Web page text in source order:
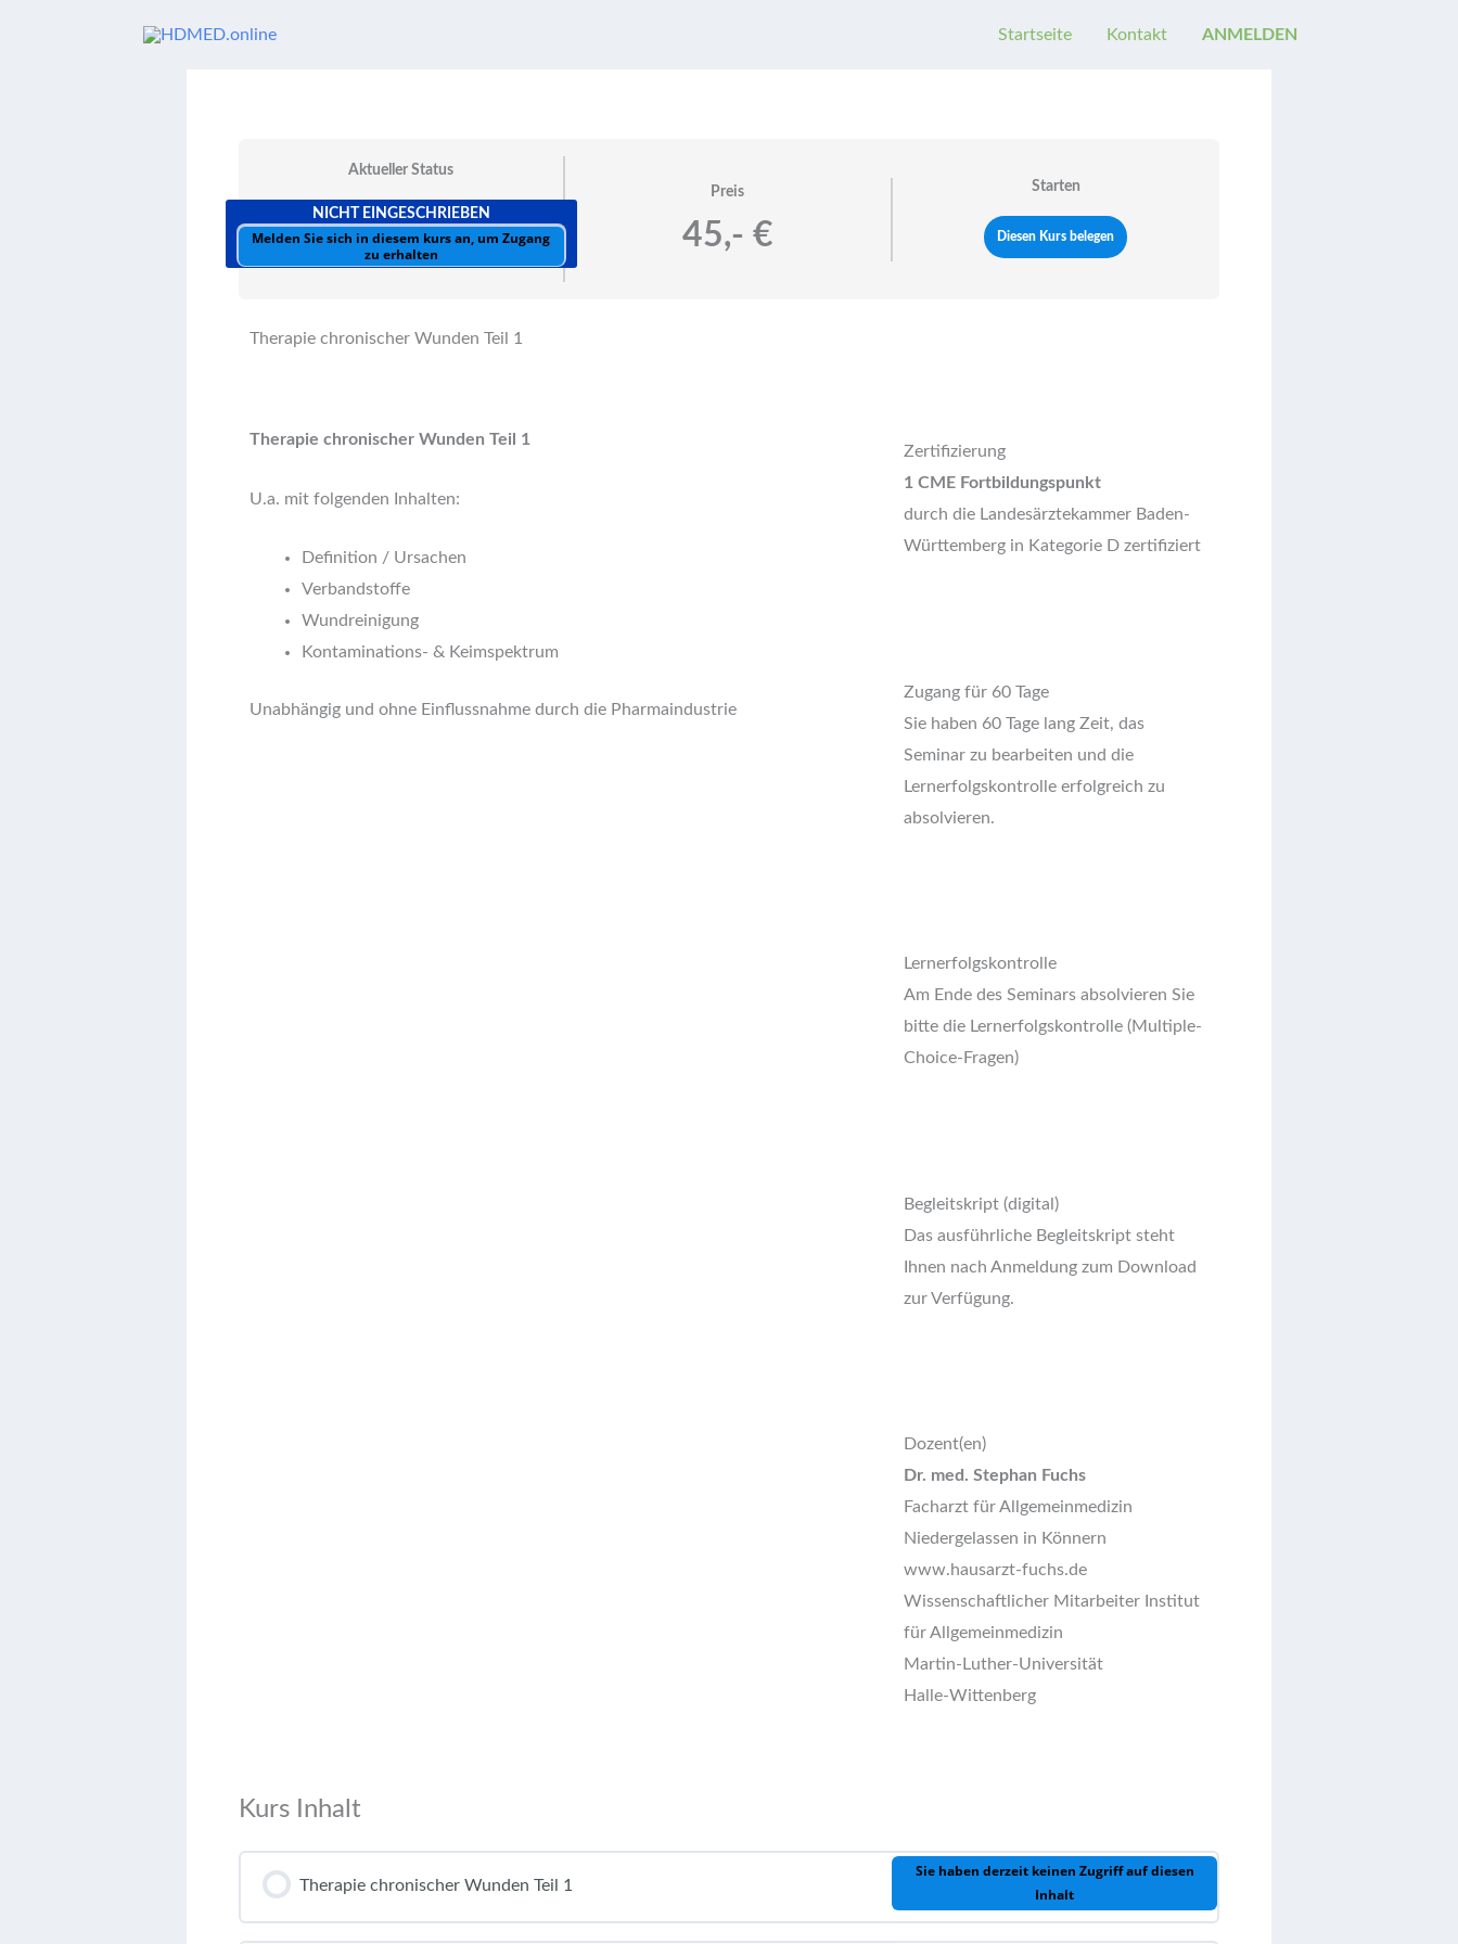
Startseite Kontakt ANMELDEN
Aktueller Status
NICHT EINGESCHRIEBEN
Melden Sie sich in diesem kurs an, um Zugang
zu erhalten
Preis
45,- €
Starten
Diesen Kurs belegen
Therapie chronischer Wunden Teil 1
Therapie chronischer Wunden Teil 1
U.a. mit folgenden Inhalten:
Definition / Ursachen
Verbandstoffe
Wundreinigung
Kontaminations- & Keimspektrum
Unabhängig und ohne Einflussnahme durch die Pharmaindustrie
Zertifizierung
1 CME Fortbildungspunkt
durch die Landesärztekammer Baden-
Württemberg in Kategorie D zertifiziert
Zugang für 60 Tage
Sie haben 60 Tage lang Zeit, das
Seminar zu bearbeiten und die
Lernerfolgskontrolle erfolgreich zu
absolvieren.
Lernerfolgskontrolle
Am Ende des Seminars absolvieren Sie
bitte die Lernerfolgskontrolle (Multiple-
Choice-Fragen)
Begleitskript (digital)
Das ausführliche Begleitskript steht
Ihnen nach Anmeldung zum Download
zur Verfügung.
Dozent(en)
Dr. med. Stephan Fuchs
Facharzt für Allgemeinmedizin
Niedergelassen in Könnern
www.hausarzt-fuchs.de
Wissenschaftlicher Mitarbeiter Institut
für Allgemeinmedizin
Martin-Luther-Universität
Halle-Wittenberg
Kurs Inhalt
Therapie chronischer Wunden Teil 1
Sie haben derzeit keinen Zugriff auf diesen
Inhalt